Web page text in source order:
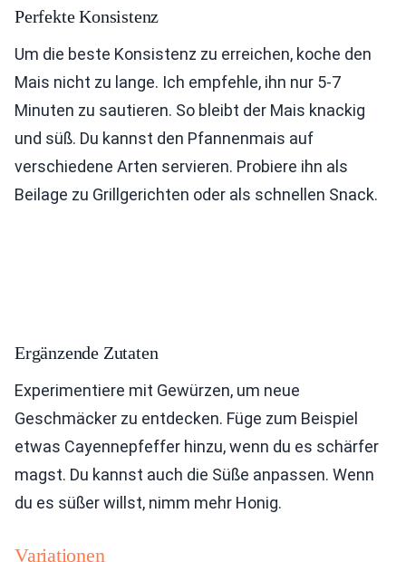
Perfekte Konsistenz
Um die beste Konsistenz zu erreichen, koche den
Mais nicht zu lange. Ich empfehle, ihn nur 5-7
Minuten zu sautieren. So bleibt der Mais knackig
und süß. Du kannst den Pfannenmais auf
verschiedene Arten servieren. Probiere ihn als
Beilage zu Grillgerichten oder als schnellen Snack.
Ergänzende Zutaten
Experimentiere mit Gewürzen, um neue
Geschmäcker zu entdecken. Füge zum Beispiel
etwas Cayennepfeffer hinzu, wenn du es schärfer
magst. Du kannst auch die Süße anpassen. Wenn
du es süßer willst, nimm mehr Honig.
Variationen